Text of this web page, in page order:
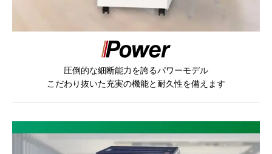
圧倒的な細断能力を誇るパワーモデル
こだわり抜いた充実の機能と耐久性を備えます